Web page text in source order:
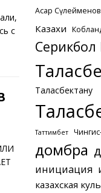
с
Асқар Сүлейменов
Казахи
Таласбектану
Таттимбет
домбра
инициация
казахская